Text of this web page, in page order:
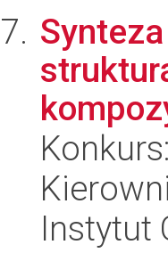
Konkurs:
Instytut